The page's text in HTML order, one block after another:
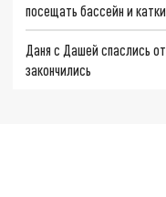
посещать бассейн и катки
Даня с Дашей спаслись
закончились